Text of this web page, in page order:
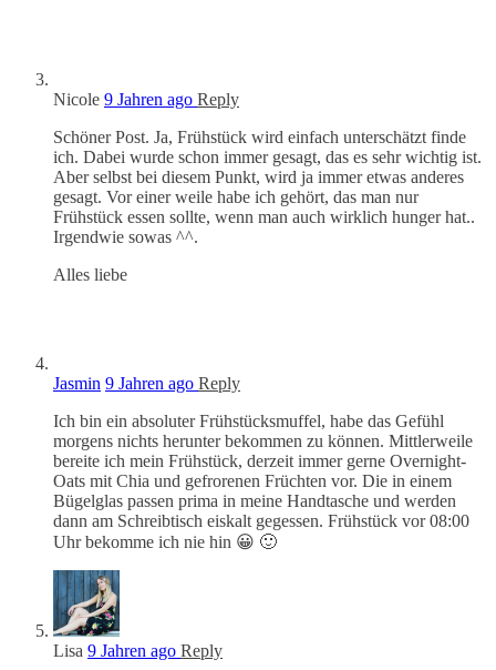
Nicole 9 Jahren ago Reply
Schöner Post. Ja, Frühstück wird einfach unterschätzt finde
ich. Dabei wurde schon immer gesagt, das es sehr wichtig ist.
Aber selbst bei diesem Punkt, wird ja immer etwas anderes
gesagt. Vor einer weile habe ich gehört, das man nur
Frühstück essen sollte, wenn man auch wirklich hunger hat..
Irgendwie sowas ^^.
Alles liebe
Jasmin 9 Jahren ago Reply
Ich bin ein absoluter Frühstücksmuffel, habe das Gefühl
morgens nichts herunter bekommen zu können. Mittlerweile
bereite ich mein Frühstück, derzeit immer gerne Overnight-
Oats mit Chia und gefrorenen Früchten vor. Die in einem
Bügelglas passen prima in meine Handtasche und werden
dann am Schreibtisch eiskalt gegessen. Frühstück vor 08:00
Uhr bekomme ich nie hin 😀 🙂
Lisa 9 Jahren ago Reply